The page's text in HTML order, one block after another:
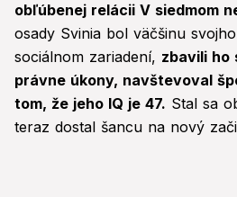
obľúbenej relácii V siedmom
osady Svinia bol väčšinu
sociálnom zariadení, zbavili ho
právne úkony, navštevoval
tom, že jeho IQ je 47. Stal sa
teraz dostal šancu na nový